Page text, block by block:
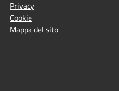
Privacy
Cookie
Mappa del sito